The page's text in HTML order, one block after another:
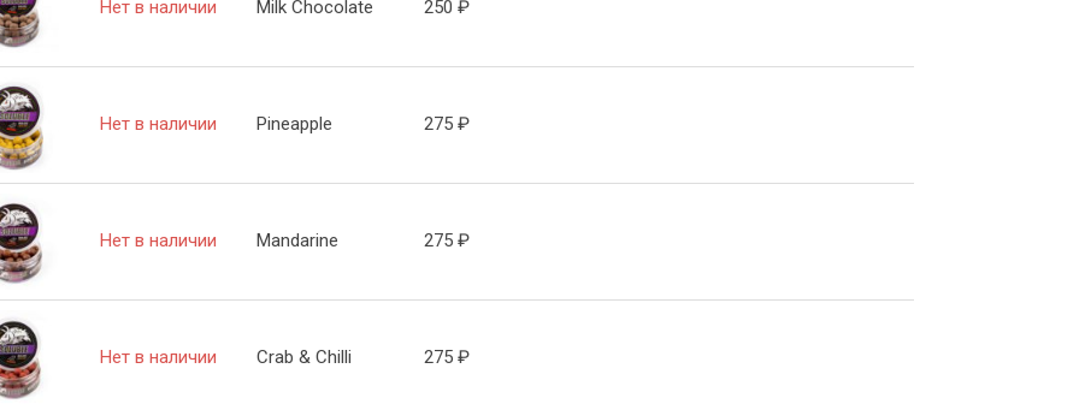
Нет в наличии Milk Chocolate 250 ₽
Нет в наличии Pineapple 275 ₽
Нет в наличии Mandarine 275 ₽
Нет в наличии Crab & Chilli 275 ₽